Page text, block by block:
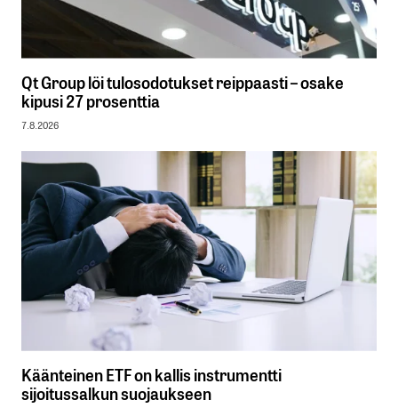
Qt Group löi tulosodotukset reippaasti – osake
kipusi 27 prosenttia
7.8.2026
Käänteinen ETF on kallis instrumentti
sijoitussalkun suojaukseen